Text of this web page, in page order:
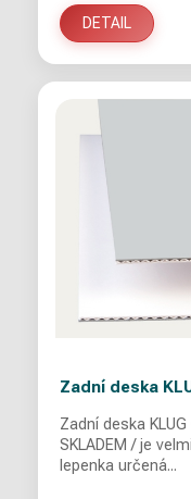
DETAIL
Zadní deska
Zadní deska KLUG Corrugated board E-flute /
SKLADEM / je velmi oblíbená archivní alkalická vlnitá
lepenka určená...